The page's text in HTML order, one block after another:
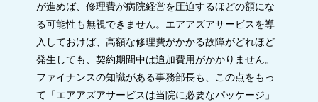
が進めば、修理費が病院経営を圧迫するほどの額にな
る可能性も無視できません。エアアズアサービスを導
入しておけば、高額な修理費がかかる故障がどれほど
発生しても、契約期間中は追加費用がかかりません。
ファイナンスの知識がある事務部長も、この点をもっ
て「エアアズアサービスは当院に必要なパッケージ」